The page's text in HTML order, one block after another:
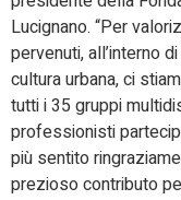
Lucignano. “Per
pervenuti, all’interno
cultura urbana, ci
tutti i 35 gruppi
professionisti
più sentito
prezioso contributo